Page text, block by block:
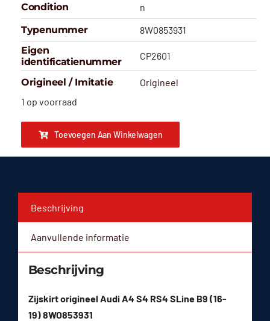
Condition
n
Typenummer
8W0853931
Eigen
identificatienummer
CP2601
Origineel / Imitatie
Origineel
1 op voorraad
Toevoegen Aan Winkelwagen
Beschrijving
Aanvullende informatie
Beschrijving
Zijskirt origineel Audi A4 S4 RS4 SLine B9 (16-
19) 8WO853931